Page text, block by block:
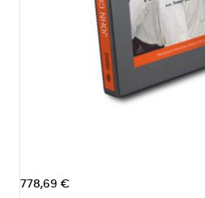
778,69 €